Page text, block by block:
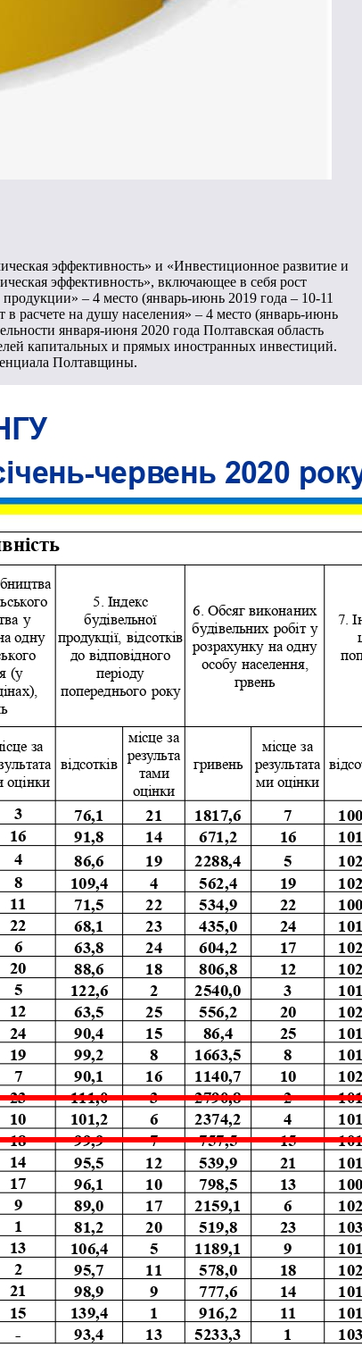
эффективность» и «Инвестиционное развитие и
эффективность», включающее в себя рост
– 4 место (январь-июнь 2019 года – 10-11
расчете на душу населения» – 4 место (январь-июнь
января-июня 2020 года Полтавская область
капитальных и прямых иностранных инвестиций.
Полтавщины.